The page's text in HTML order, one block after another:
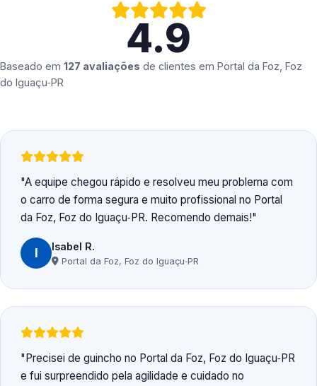
4.9
Baseado em 127 avaliações de clientes em Portal da Foz, Foz
do Iguaçu‑PR
A equipe chegou rápido e resolveu meu problema com
o carro de forma segura e muito profissional no Portal
da Foz, Foz do Iguaçu‑PR. Recomendo demais!
I Isabel R.
Portal da Foz, Foz do Iguaçu‑PR
Precisei de guincho no Portal da Foz, Foz do Iguaçu‑PR
e fui surpreendido pela agilidade e cuidado no